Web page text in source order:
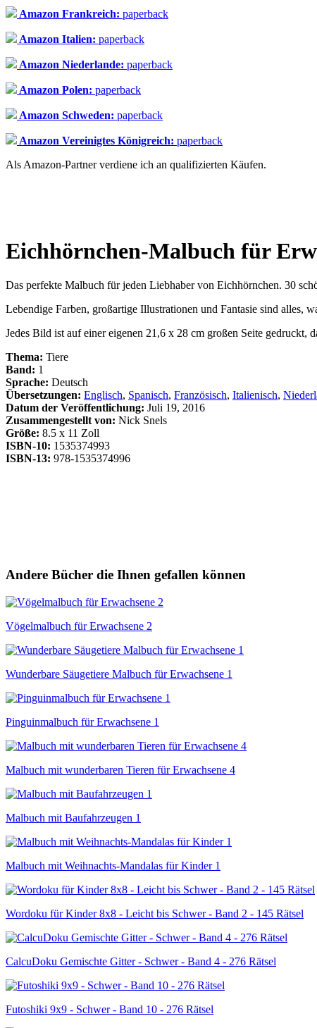
Amazon Frankreich: paperback
Amazon Italien: paperback
Amazon Niederlande: paperback
Amazon Polen: paperback
Amazon Schweden: paperback
Amazon Vereinigtes Königreich: paperback
Als Amazon-Partner verdiene ich an qualifizierten Käufen.
Eichhörnchen-Malbuch für
Das perfekte Malbuch für jeden Liebhaber von Eichhörnchen. 30
Lebendige Farben, großartige Illustrationen und Fantasie sind alles,
Jedes Bild ist auf einer eigenen 21,6 x 28 cm großen Seite gedruckt,
Thema: Tiere
Band: 1
Sprache: Deutsch
Übersetzungen: Englisch, Spanisch, Französisch, Italienisch,
Datum der Veröffentlichung: Juli 19, 2016
Zusammengestellt von: Nick Snels
Größe: 8.5 x 11 Zoll
ISBN-10: 1535374993
ISBN-13: 978-1535374996
Andere Bücher die Ihnen gefallen können
Vögelmalbuch für Erwachsene 2
Wunderbare Säugetiere Malbuch für Erwachsene 1
Pinguinmalbuch für Erwachsene 1
Malbuch mit wunderbaren Tieren für Erwachsene 4
Malbuch mit Baufahrzeugen 1
Malbuch mit Weihnachts-Mandalas für Kinder 1
Wordoku für Kinder 8x8 - Leicht bis Schwer - Band 2 - 145 Rätsel
CalcuDoku Gemischte Gitter - Schwer - Band 4 - 276 Rätsel
Futoshiki 9x9 - Schwer - Band 10 - 276 Rätsel